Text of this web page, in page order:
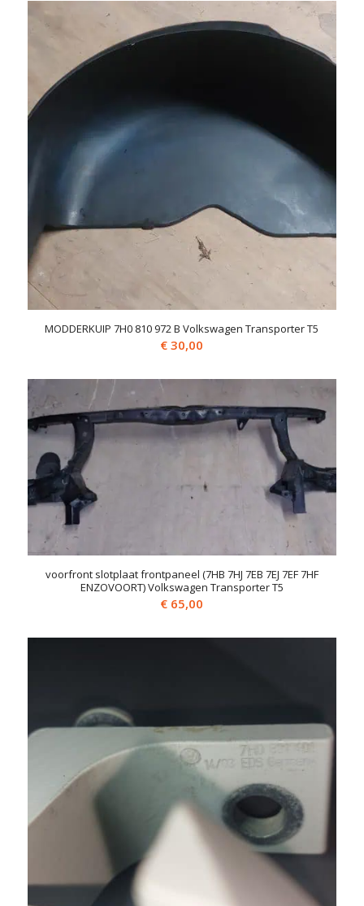
MODDERKUIP 7H0 810 972 B Volkswagen Transporter T5
€ 30,00
voorfront slotplaat frontpaneel (7HB 7HJ 7EB 7EJ 7EF 7HF
ENZOVOORT) Volkswagen Transporter T5
€ 65,00